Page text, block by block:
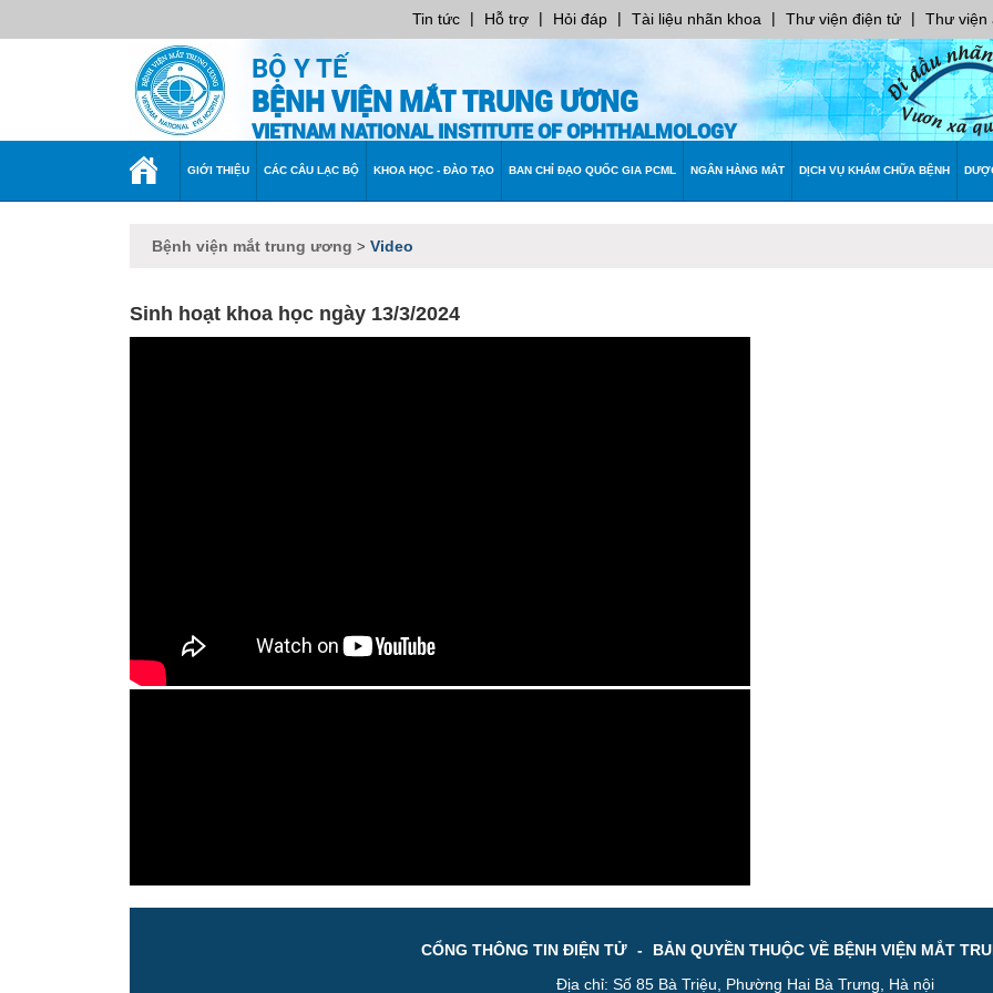
Tin tức | Hỗ trợ | Hỏi đáp | Tài liệu nhãn khoa | Thư viện điện tử | Thư viện
BỘ Y TẾ
BỆNH VIỆN MẮT TRUNG ƯƠNG
VIETNAM NATIONAL INSTITUTE OF OPHTHALMOLOGY
TRANG GIỚI THIỆU CÁC CÂU LẠC BỘ KHOA HỌC - ĐÀO TẠO BAN CHỈ ĐẠO QUỐC GIA PCML NGÂN HÀNG MẮT DỊCH VỤ KHÁM CHỮA BỆNH
Bệnh viện mắt trung ương > Video
Sinh hoạt khoa học ngày 13/3/2024
CỔNG THÔNG TIN ĐIỆN TỬ -
BẢN QUYỀN THUỘC VỀ BỆNH VIỆN MẮT
Địa chỉ: Số 85 Bà Triệu, Phường Hai Bà Trưng, Hà nội